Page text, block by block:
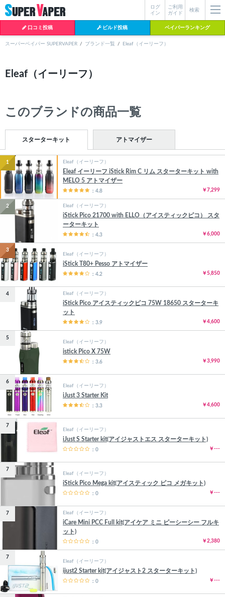
検索
ご利用
ガイド
ログ
イン
口コミ投稿 ビルド投稿 ベイパーランキング
よく検索されているワード
クラプトン
18650
2026 istick
MENTHOL(タバコメンソール)
スーパーベイパー SUPERVAPER ブランド一覧 Eleaf（イーリーフ）
Eleaf（イーリーフ）
このブランドの商品一覧
スターターキット アトマイザー
1 Eleaf（イーリーフ）
Eleaf イーリーフ iStick Rim C リム スターターキット with
MELO 5 アトマイザー
：4.8 ￥7,299
2 Eleaf（イーリーフ）
iStick Pico 21700 with ELLO（アイスティックピコ） スタ
ーターキット
：4.3 ￥6,000
3
Eleaf（イーリーフ）
iStick T80+ Pesso アトマイザー
：4.2 ￥5,850
4 Eleaf（イーリーフ）
iStick Pico アイスティックピコ 75W 18650 スターターキ
ット
：3.9 ￥4,600
5
Eleaf（イーリーフ）
istick Pico X 75W
：3.6 ￥3,990
6
Eleaf（イーリーフ）
iJust 3 Starter Kit
：3.3 ￥4,600
7
Eleaf（イーリーフ）
iJust S Starter kit(アイジャストエス スターターキット)
：0 ￥---
7
Eleaf（イーリーフ）
iStick Pico Mega kit(アイスティック ピコ メガキット)
：0 ￥---
7 Eleaf（イーリーフ）
iCare Mini PCC Full kit(アイケア ミニ ピーシーシー フルキ
ット)
：0 ￥2,380
7
Eleaf（イーリーフ）
ijust2 Starter kit(アイジャスト2 スターターキット)
：0 ￥---
見つからない場合データベースに該当の商品がまだ登録されていない可能
現在の絞り込み条件をすべてクリア